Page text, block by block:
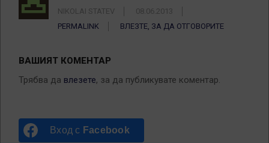
NIKOLAI STATEV
08.06.2013
PERMALINK
ВЛЕЗТЕ, ЗА ДА ОТГОВОРИТЕ
ВАШИЯТ КОМЕНТАР
Трябва да влезете, за да публикувате коментар.
Вход с Facebook